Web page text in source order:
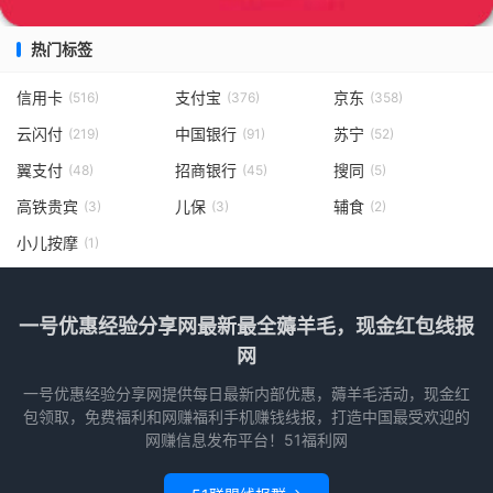
热门标签
信用卡 (516) 支付宝 (376) 京东 (358)
云闪付 (219) 中国银行 (91) 苏宁 (52)
翼支付 (48) 招商银行 (45) 搜同 (5)
高铁贵宾 (3) 儿保 (3) 辅食 (2)
小儿按摩 (1)
一号优惠经验分享网最新最全薅羊毛，现金红包线报
网
一号优惠经验分享网提供每日最新内部优惠，薅羊毛活动，现金红
包领取，免费福利和网赚福利手机赚钱线报，打造中国最受欢迎的
网赚信息发布平台！51福利网